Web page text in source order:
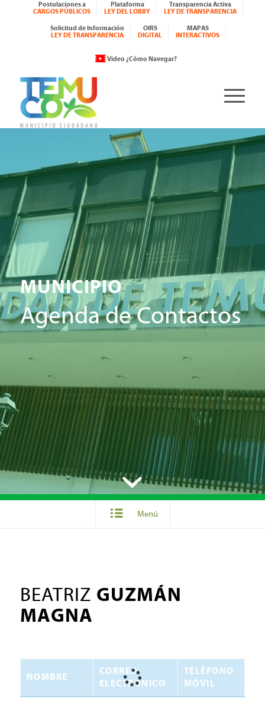
Postulaciones a
CARGOS PÚBLICOS
Plataforma
LEY DEL LOBBY
Transparencia Activa
LEY DE TRANSPARENCIA
Solicitud de Información
LEY DE TRANSPARENCIA
OIRS
DIGITAL
MAPAS
INTERACTIVOS
Video ¿Cómo Navegar?
MUNICIPIO
Agenda de Contactos
Menú
BEATRIZ GUZMÁN
MAGNA
NOMBRE
CORREO
ELECTRÓNICO
TELÉFONO
MÓVIL